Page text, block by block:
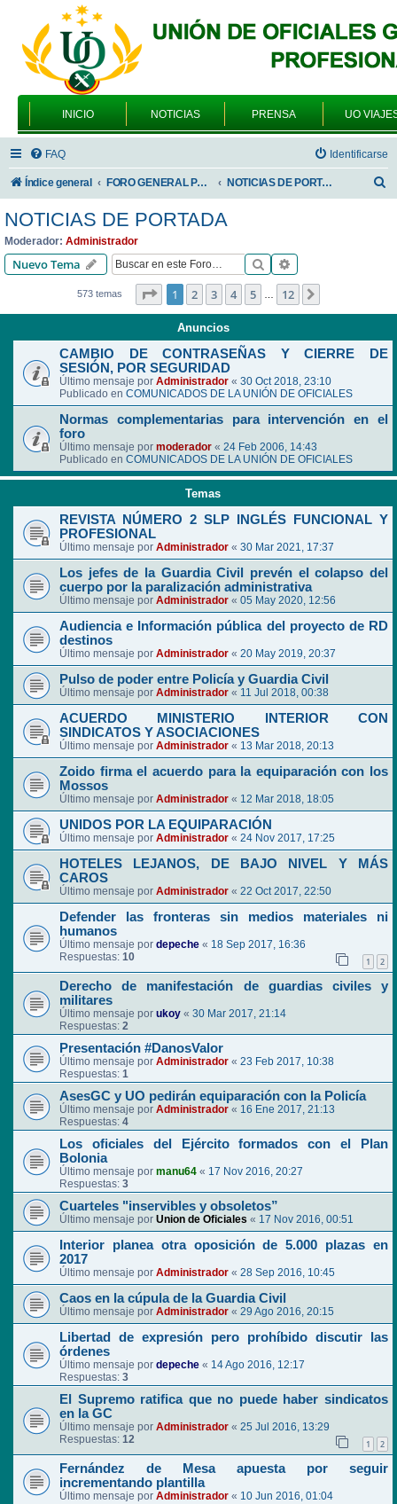
INICIO NOTICIAS PRENSA UO
FAQ Identificarse
Índice general FORO GENERAL PARA TODOS LOS USUARIOS NOTICIAS DE PORTADA
NOTICIAS DE PORTADA
Moderador: Administrador
Nuevo Tema Buscar
573 temas Página de 12
1 2 3 4 5 … 12
Anuncios
CAMBIO DE CONTRASEÑAS Y CIERRE DE
SESIÓN, POR SEGURIDAD
Último mensaje por Administrador « 30 Oct 2018, 23:10
Publicado en COMUNICADOS DE LA UNIÓN DE OFICIALES
Normas complementarias para intervención en el
foro
Último mensaje por moderador « 24 Feb 2006, 14:43
Publicado en COMUNICADOS DE LA UNIÓN DE OFICIALES
Temas
REVISTA NÚMERO 2 SLP INGLÉS FUNCIONAL Y
PROFESIONAL
Último mensaje por Administrador « 30 Mar 2021, 17:37
Los jefes de la Guardia Civil prevén el colapso del
cuerpo por la paralización administrativa
Último mensaje por Administrador « 05 May 2020, 12:56
Audiencia e Información pública del proyecto de RD
destinos
Último mensaje por Administrador « 20 May 2019, 20:37
Pulso de poder entre Policía y Guardia Civil
Último mensaje por Administrador « 11 Jul 2018, 00:38
ACUERDO MINISTERIO INTERIOR CON
SINDICATOS Y ASOCIACIONES
Último mensaje por Administrador « 13 Mar 2018, 20:13
Zoido firma el acuerdo para la equiparación con los
Mossos
Último mensaje por Administrador « 12 Mar 2018, 18:05
UNIDOS POR LA EQUIPARACIÓN
Último mensaje por Administrador « 24 Nov 2017, 17:25
HOTELES LEJANOS, DE BAJO NIVEL Y MÁS
CAROS
Último mensaje por Administrador « 22 Oct 2017, 22:50
Defender las fronteras sin medios materiales ni
humanos
Último mensaje por depeche « 18 Sep 2017, 16:36
Respuestas: 10 1 2
Derecho de manifestación de guardias civiles y
militares
Último mensaje por ukoy « 30 Mar 2017, 21:14
Respuestas: 2
Presentación #DanosValor
Último mensaje por Administrador « 23 Feb 2017, 10:38
Respuestas: 1
AsesGC y UO pedirán equiparación con la Policía
Último mensaje por Administrador « 16 Ene 2017, 21:13
Respuestas: 4
Los oficiales del Ejército formados con el Plan
Bolonia
Último mensaje por manu64 « 17 Nov 2016, 20:27
Respuestas: 3
Cuarteles "inservibles y obsoletos”
Último mensaje por Union de Oficiales « 17 Nov 2016, 00:51
Interior planea otra oposición de 5.000 plazas en
2017
Último mensaje por Administrador « 28 Sep 2016, 10:45
Caos en la cúpula de la Guardia Civil
Último mensaje por Administrador « 29 Ago 2016, 20:15
Libertad de expresión pero prohíbido discutir las
órdenes
Último mensaje por depeche « 14 Ago 2016, 12:17
Respuestas: 3
El Supremo ratifica que no puede haber sindicatos
en la GC
Último mensaje por Administrador « 25 Jul 2016, 13:29
Respuestas: 12 1 2
Fernández de Mesa apuesta por seguir
incrementando plantilla
Último mensaje por Administrador « 10 Jun 2016, 01:04